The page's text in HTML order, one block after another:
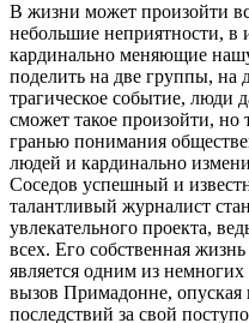
В жизни может произойти
небольшие неприятности, в
кардинально меняющие
поделить на две группы, на
трагическое событие, люди
сможет такое произойти, но
гранью понимания
людей и кардинально
Соседов успешный и
талантливый журналист
увлекательного проекта,
всех. Его собственная
является одним из
вызов Примадонне, опуская
последствий за свой